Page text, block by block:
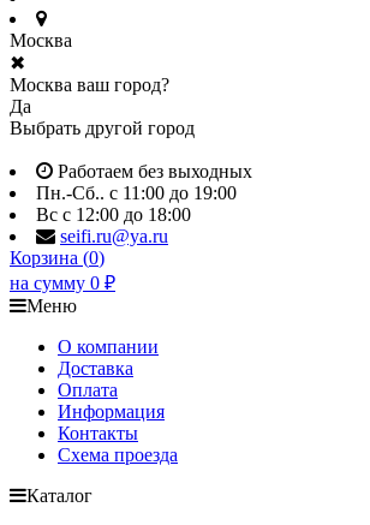
Москва
✖
Москва ваш город?
Да
Выбрать другой город
Работаем без выходных
Пн.-Сб.. с 11:00 до 19:00
Вс с 12:00 до 18:00
seifi.ru@ya.ru
Корзина (0)
на сумму 0 ₽
Меню
О компании
Доставка
Оплата
Информация
Контакты
Схема проезда
Каталог